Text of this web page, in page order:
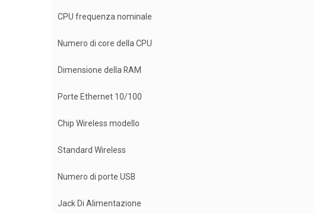
CPU frequenza nominale
Numero di core della CPU
Dimensione della RAM
Porte Ethernet 10/100
Chip Wireless modello
Standard Wireless
Numero di porte USB
Jack Di Alimentazione